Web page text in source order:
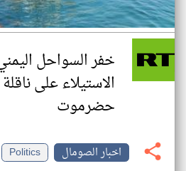
خفر السواحل
الاستيلاء على
حضرموت
اخبار الصومال
Politics